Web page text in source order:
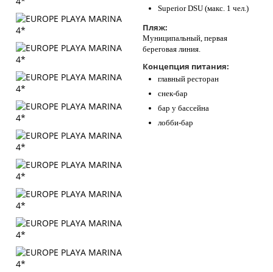
Superior DSU (макс. 1 чел.)
Пляж:
Муниципальный, первая
береговая линия.
Концепция питания:
главный ресторан
снек-бар
бар у бассейна
лобби-бар